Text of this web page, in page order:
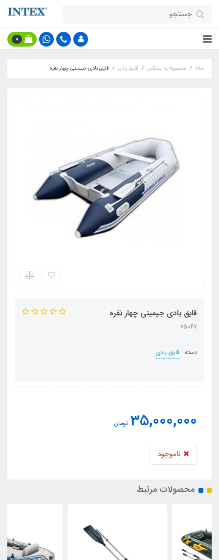
0
خانه محصولات اینتکس قایق بادی قایق بادی جیمینی چهار نفره
قایق بادی جیمینی چهار نفره
65047
دسته : قایق بادی
35,000,000 تومان
ناموجود
محصولات مرتبط